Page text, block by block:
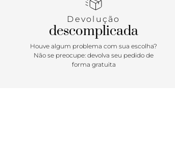
Devolução
descomplicada
Houve algum problema com sua escolha?
Não se preocupe: devolva seu pedido de
forma gratuita